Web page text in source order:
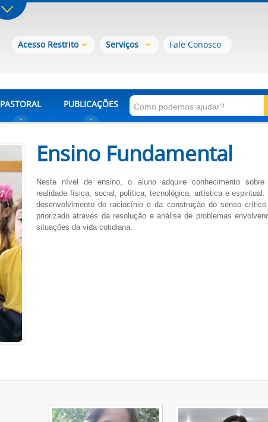
Acesso Restrito Serviços Fale Conosco
PASTORAL PUBLICAÇÕES
Ensino Fundamental
Neste nível de ensino, o aluno adquire conhecimento
realidade física, social, política, tecnológica, artística e espiritual.
desenvolvimento do raciocínio e da construção do senso
priorizado através da resolução e análise de problemas
situações da vida cotidiana.